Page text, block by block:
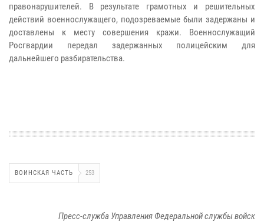
правонарушителей. В результате грамотных и решительных
действий военнослужащего, подозреваемые были задержаны и
доставлены к месту совершения кражи. Военнослужащий
Росгвардии передал задержанных полицейским для
дальнейшего разбирательства.
ВОИНСКАЯ ЧАСТЬ 253
Пресс-служба Управления Федеральной службы войск